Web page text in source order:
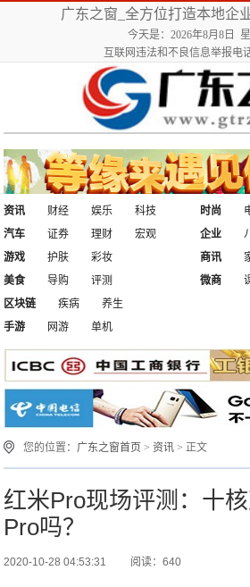
广东之窗_全方位打造本地企
今天是：2026年8月8日
互联网违法和不良信息举报电
资讯 财经 娱乐
科技
汽车
证券 理财 宏观
时尚
企业
游戏
护肤
彩妆
美食
导购 评测
商讯
微商
区块链
疾病
养生
手游
网游 单机
您的位置： 广东之窗首页 >资讯 > 正文
红米Pro现场评测：十
Pro吗？
2020-10-28 04:53:31 阅读：640